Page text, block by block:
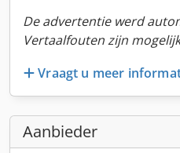
De advertentie werd
Vertaalfouten zijn
Vraagt u meer
Aanbieder